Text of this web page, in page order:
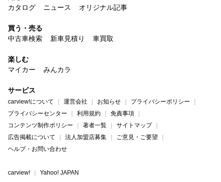
カタログ
ニュース オリジナル記事
買う・売る
中古車検索
新車見積り 車買取
楽しむ
マイカー
みんカラ
サービス
carview!について 運営会社 お知らせ
プライバシーポリシー
プライバシーセンター
利用規約
免責事項
コンテンツ制作ポリシー
著者一覧
サイトマップ
広告掲載について
法人加盟店募集
ご意見・ご要望
ヘルプ・お問い合わせ
carview! Yahoo! JAPAN